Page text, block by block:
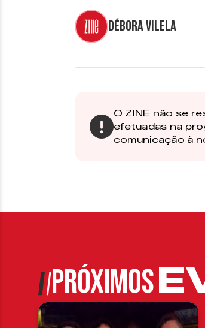
Débora Vilela
O ZINE não se
efetuadas na
comunicação à
PRÓXIMOS